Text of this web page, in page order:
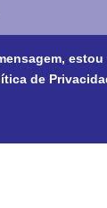
de